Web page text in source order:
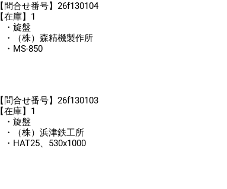
【問合せ番号】26f130104
【在庫】1
・旋盤
・（株）森精機製作所
・MS-850
【問合せ番号】26f130103
【在庫】1
・旋盤
・（株）浜津鉄工所
・HAT25、530x1000